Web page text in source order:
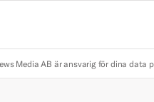
Media AB är ansvarig för dina data